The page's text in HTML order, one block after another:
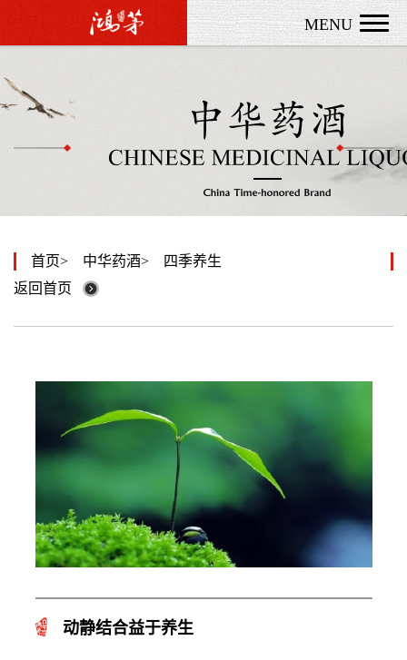
MENU
首页 中华药酒
四季养生
返回首页
动静结合益于养生